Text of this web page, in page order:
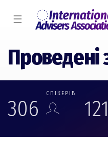
☰
Проведені
306
СПІКЕРІВ
121